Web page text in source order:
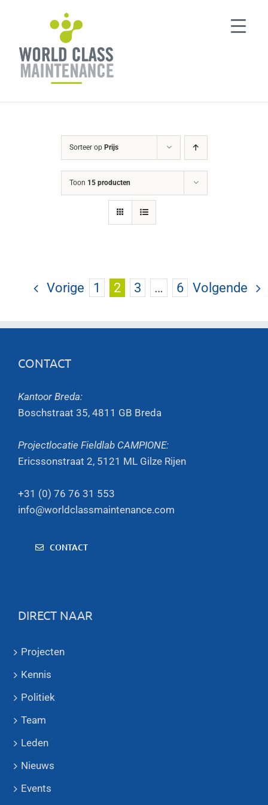
Sorteer op Prijs
Toon 15 producten
Vorige 1 2 3 … 6 Volgende
CONTACT
Kantoor Breda:
Boschstraat 35, 4811 GB Breda
Projectlocatie Fieldlab CAMPIONE:
Ericssonstraat 2, 5121 ML Gilze Rijen
+31 (0) 76 76 31 553
info@worldclassmaintenance.com
CONTACT
DIRECT NAAR
Projecten
Kennis
Politiek
Team
Leden
Nieuws
Events